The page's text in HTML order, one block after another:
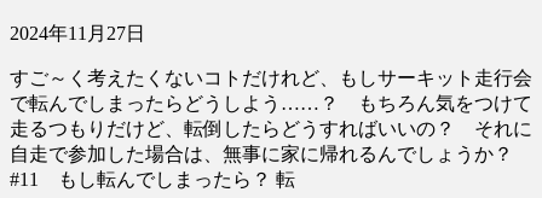
2024年11月27日
すご～く考えたくないコトだけれど、もしサーキット走行会
で転んでしまったらどうしよう……？ もちろん気をつけて
走るつもりだけど、転倒したらどうすればいいの？ それに
自走で参加した場合は、無事に家に帰れるんでしょうか？
#11 もし転んでしまったら？ 転